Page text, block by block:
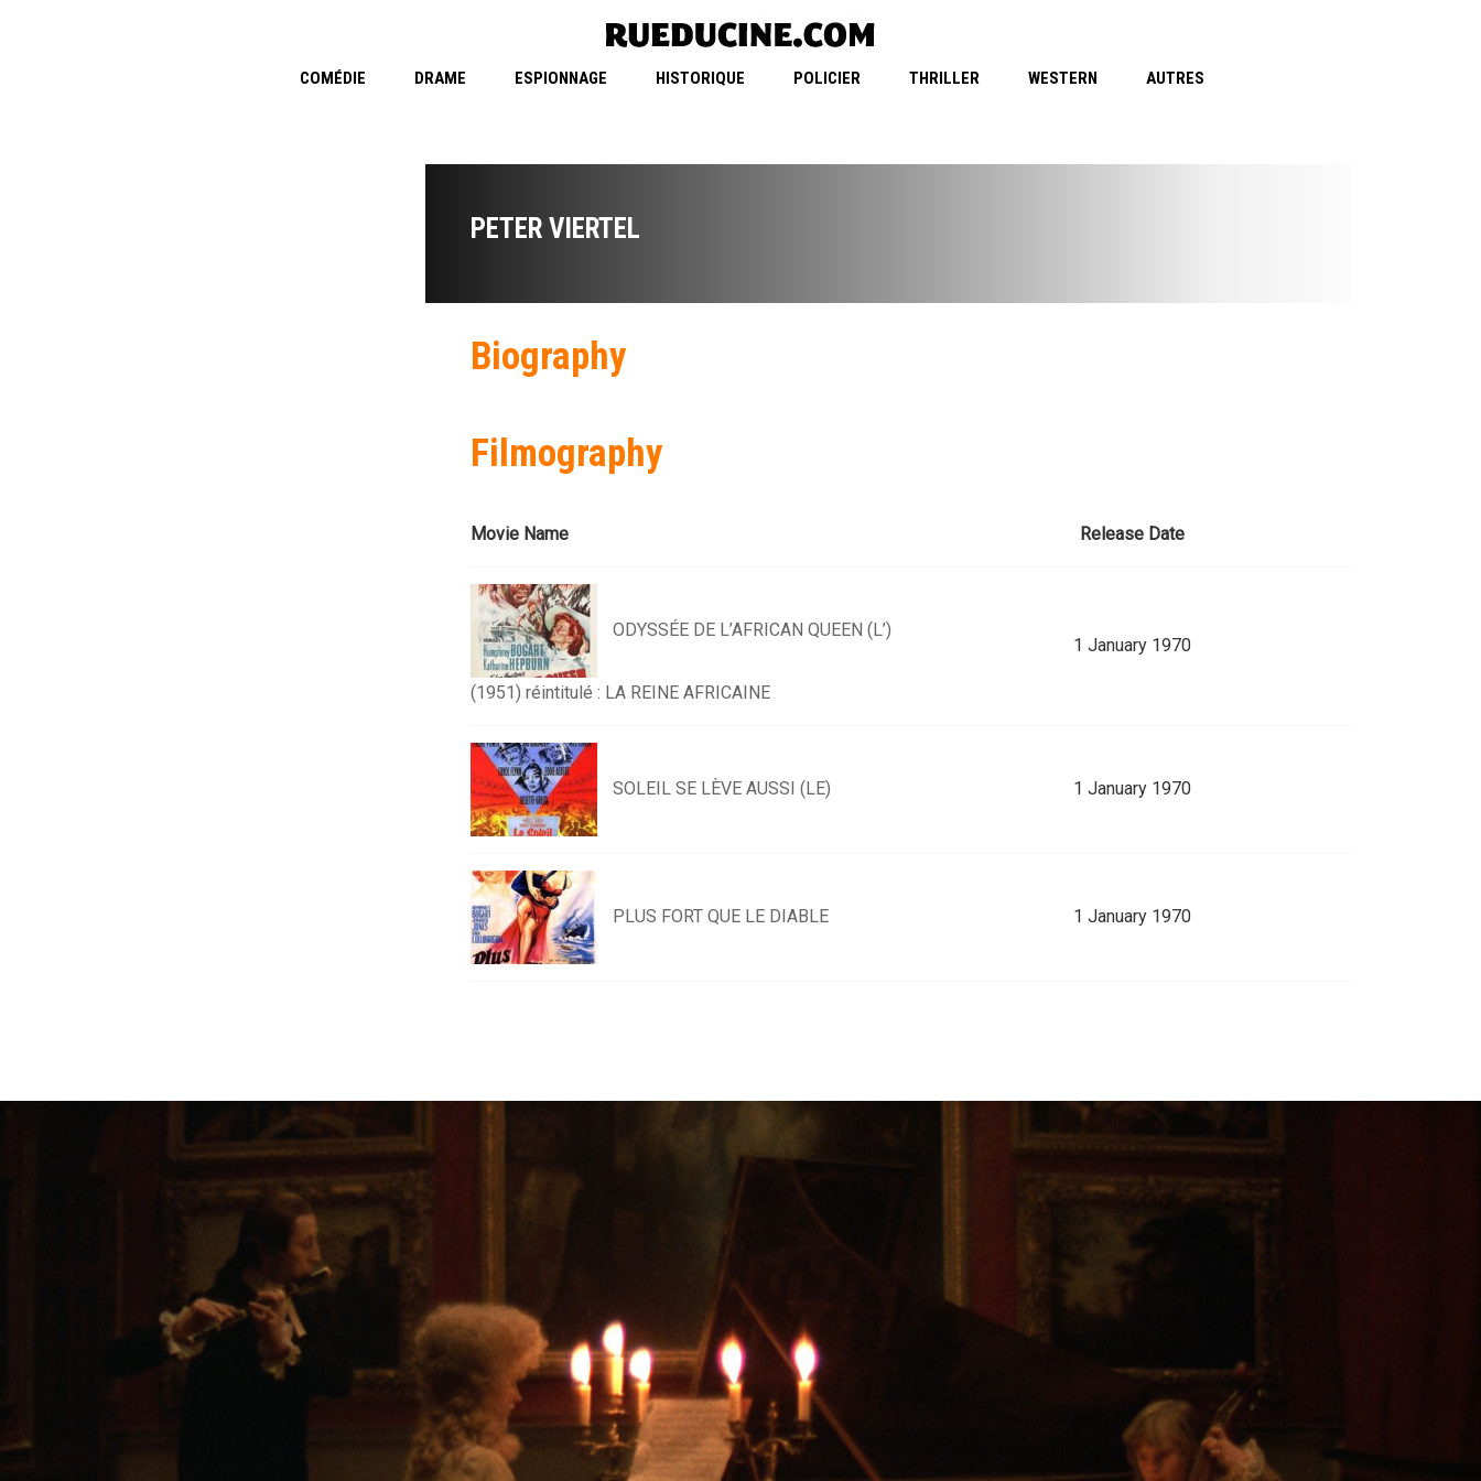
COMÉDIE DRAME ESPIONNAGE HISTORIQUE POLICIER THRILLER WESTERN AUTRES
PETER VIERTEL
Biography
Filmography
Movie Name Release Date
ODYSSÉE DE L’AFRICAN QUEEN (L’)
(1951) réintitulé : LA REINE AFRICAINE
1 January 1970
SOLEIL SE LÈVE AUSSI (LE) 1 January 1970
PLUS FORT QUE LE DIABLE 1 January 1970